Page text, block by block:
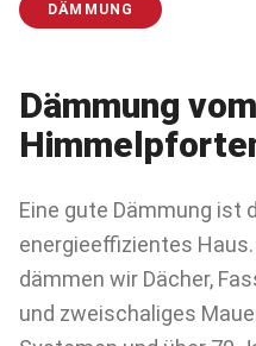
DÄMMUNG
Dämmung
Eine gute Dämmung ist
energieeffizientes
dämmen wir Dächer,
und zweischaliges